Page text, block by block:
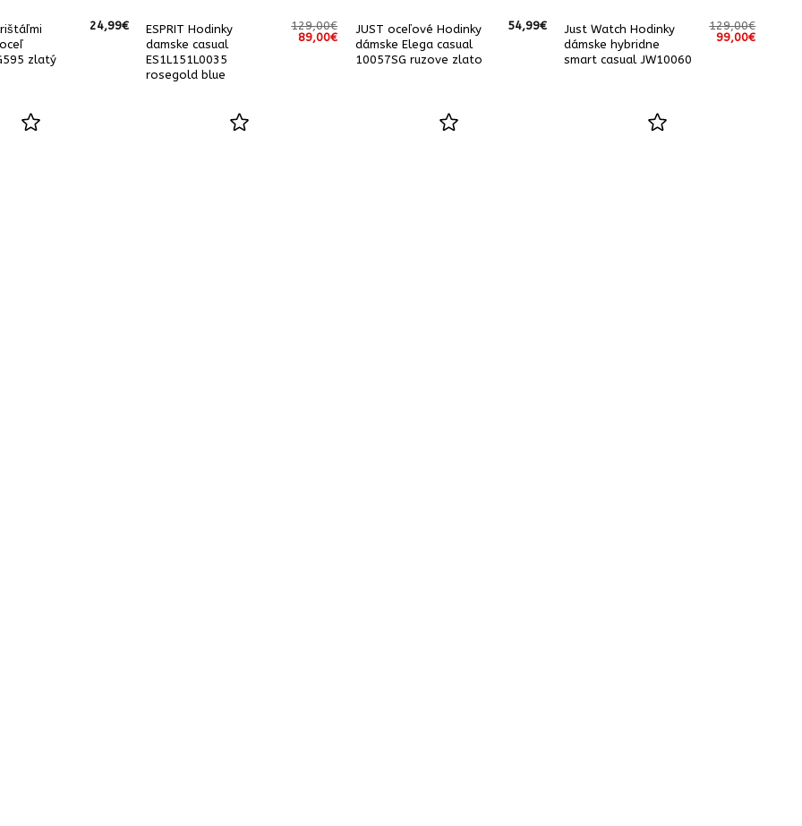
zlatý
24,99€
ESPRIT Hodinky
damske casual
ES1L151L0035
rosegold blue
129,00€
Pôvodná
cena
89,00€Aktuálna
cena
JUST oceľové Hodinky
dámske Elega casual
10057SG ruzove zlato
54,99€
Just Watch Hodinky
dámske hybridne
smart casual JW10060
129,00€
Pôvodná
cena
99,00€